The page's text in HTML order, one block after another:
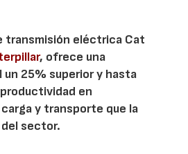
transmisión eléctrica Cat
, ofrece una
un 25% superior y hasta
en
y transporte que la
sector.